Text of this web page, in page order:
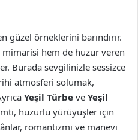
güzel örneklerini barındırır.
hem de huzur veren
Burada sevgilinizle sessizce
atmosferi solumak,
Yeşil Türbe ve Yeşil
huzurlu yürüyüşler için
romantizmi ve manevi